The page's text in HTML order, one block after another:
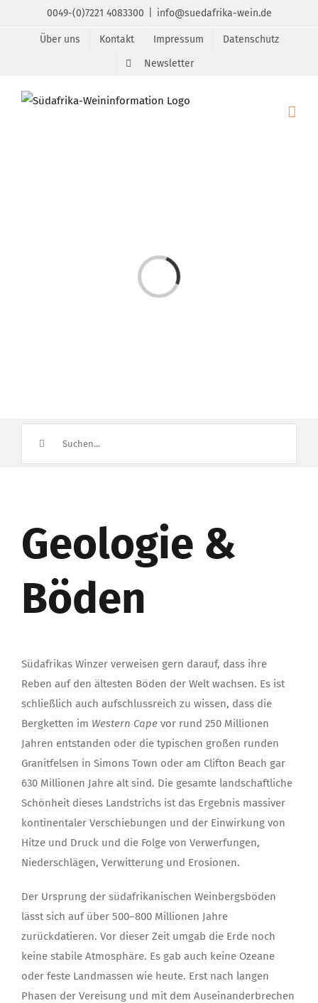
0049-(0)7221 4083300 info@suedafrika-wein.de
Über uns Kontakt Impressum
Datenschutz
Newsletter
Laden...
nach:
Geologie &
Böden
Südafrikas Winzer verweisen gern darauf, dass ihre
Reben auf den ältesten Böden der Welt wachsen. Es ist
schließlich auch aufschlussreich zu wissen, dass die
Bergketten im Western Cape vor rund 250 Millionen
Jahren entstanden oder die typischen großen runden
Granitfelsen in Simons Town oder am Clifton Beach gar
630 Millionen Jahre alt sind. Die gesamte landschaftliche
Schönheit dieses Landstrichs ist das Ergebnis massiver
kontinentaler Verschiebungen und der Einwirkung von
Hitze und Druck und die Folge von Verwerfungen,
Niederschlägen, Verwitterung und Erosionen.
Der Ursprung der südafrikanischen Weinbergsböden
lässt sich auf über 500–800 Millionen Jahre
zurückdatieren. Vor dieser Zeit umgab die Erde noch
keine stabile Atmosphäre. Es gab auch keine Ozeane
oder feste Landmassen wie heute. Erst nach langen
Phasen der Vereisung und mit dem Auseinanderbrechen